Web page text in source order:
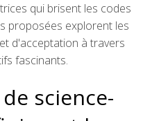
qui brisent les codes
proposées explorent les
d'acceptation à travers
fascinants.
science-